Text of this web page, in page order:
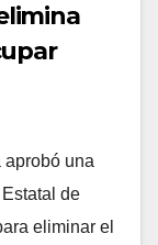
una
de
eliminar el